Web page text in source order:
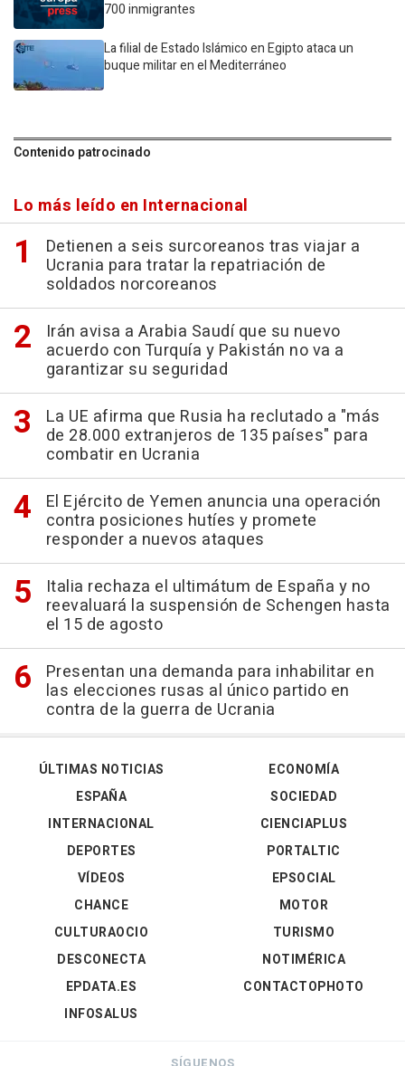
700 inmigrantes
La filial de Estado Islámico en Egipto ataca un
buque militar en el Mediterráneo
Contenido patrocinado
Lo más leído en Internacional
Detienen a seis surcoreanos tras viajar a
Ucrania para tratar la repatriación de
soldados norcoreanos
Irán avisa a Arabia Saudí que su nuevo
acuerdo con Turquía y Pakistán no va a
garantizar su seguridad
La UE afirma que Rusia ha reclutado a "más
de 28.000 extranjeros de 135 países" para
combatir en Ucrania
El Ejército de Yemen anuncia una operación
contra posiciones hutíes y promete
responder a nuevos ataques
Italia rechaza el ultimátum de España y no
reevaluará la suspensión de Schengen hasta
el 15 de agosto
Presentan una demanda para inhabilitar en
las elecciones rusas al único partido en
contra de la guerra de Ucrania
ÚLTIMAS NOTICIAS
ESPAÑA
INTERNACIONAL
DEPORTES
VÍDEOS
ECONOMÍA
SOCIEDAD
CIENCIAPLUS
PORTALTIC
EPSOCIAL
CHANCE
CULTURAOCIO
DESCONECTA
EPDATA.ES
INFOSALUS
MOTOR
TURISMO
NOTIMÉRICA
CONTACTOPHOTO